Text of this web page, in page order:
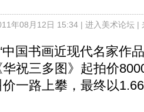
年08月12日 15:34 | 进入美术论坛|
书画近现代名家作品
祝三多图》起拍价
一路上攀，最终以